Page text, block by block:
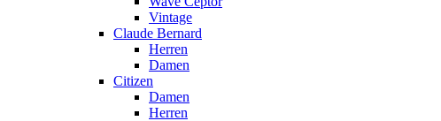
Vintage
Claude Bernard
Herren
Damen
Citizen
Damen
Herren